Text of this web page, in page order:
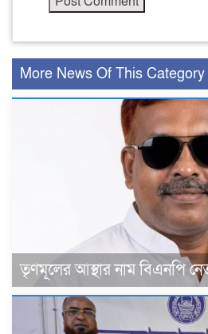
More News Of This Category
তৃণমূলের আস্থার নাম বিএনপি